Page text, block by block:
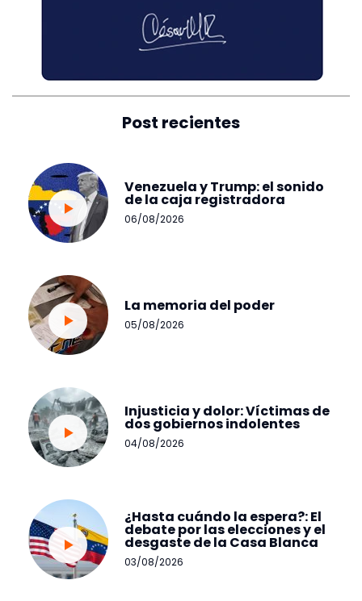
Post recientes
Venezuela y Trump: el sonido
de la caja registradora
06/08/2026
La memoria del poder
05/08/2026
Injusticia y dolor: Víctimas de
dos gobiernos indolentes
04/08/2026
¿Hasta cuándo la espera?: El
debate por las elecciones y el
desgaste de la Casa Blanca
03/08/2026